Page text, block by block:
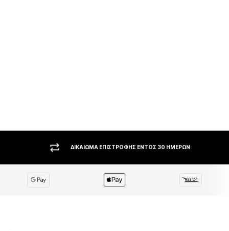
ΜΕΓΆΛΗ ΠΟΙΚΙΛΊΑ ΚΟΡΥΦΑΊΩΝ BRANDS